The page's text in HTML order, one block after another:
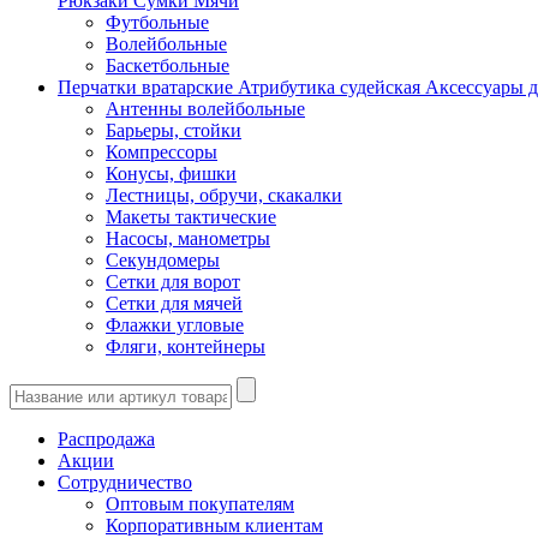
Футбольные
Волейбольные
Баскетбольные
Перчатки вратарские Атрибутика судейская Аксессуары
Антенны волейбольные
Барьеры, стойки
Компрессоры
Конусы, фишки
Лестницы, обручи, скакалки
Макеты тактические
Насосы, манометры
Секундомеры
Сетки для ворот
Сетки для мячей
Флажки угловые
Фляги, контейнеры
Распродажа
Акции
Сотрудничество
Оптовым покупателям
Корпоративным клиентам